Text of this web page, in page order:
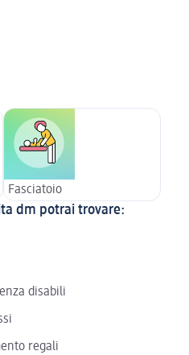
Fasciatoio
dm potrai trovare:
disabili
regali